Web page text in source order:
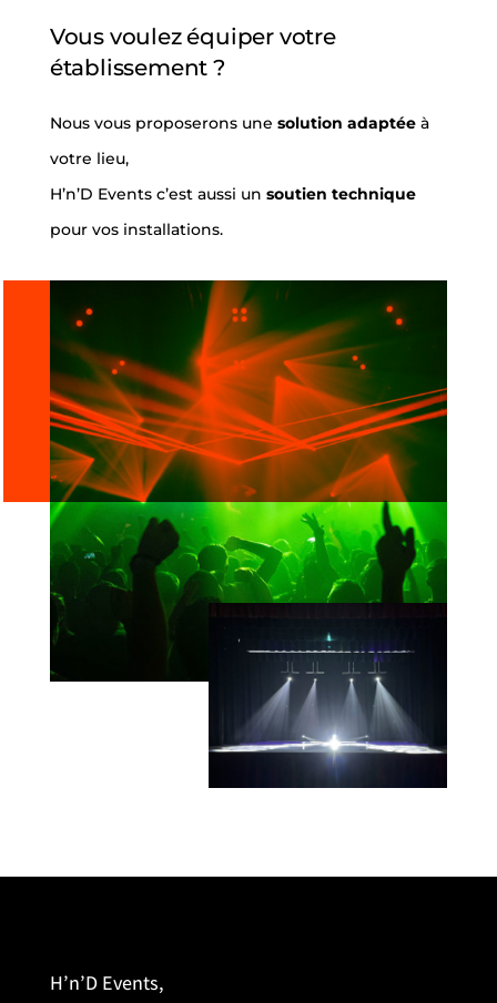
Vous voulez équiper votre
établissement ?
Nous vous proposerons une solution adaptéeà
votre lieu,
H’n’D Events c’est aussi un soutien technique
pour vos installations.
H’n’D Events,